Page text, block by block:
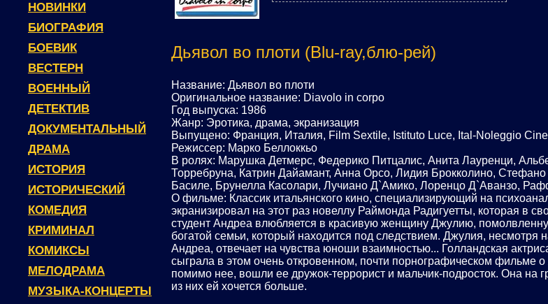
НОВИНКИ
БИОГРАФИЯ
БОЕВИК
ВЕСТЕРН
ВОЕННЫЙ
ДЕТЕКТИВ
ДОКУМЕНТАЛЬНЫЙ
ДРАМА
ИСТОРИЯ
ИСТОРИЧЕСКИЙ
КОМЕДИЯ
КРИМИНАЛ
КОМИКСЫ
МЕЛОДРАМА
МУЗЫКА-КОНЦЕРТЫ
Дьявол во плоти (Blu-ray,блю-рей)
Название: Дьявол во плоти
Оригинальное название: Diavolo in corpo
Год выпуска: 1986
Жанр: Эротика, драма, экранизация
Выпущено: Франция, Италия, Film Sextile, Istituto Luce, Ital-Noleggio
Режиссер: Марко Беллоккьо
В ролях: Марушка Детмерс, Федерико Питцалис, Анита Лауренци,
Торребруна, Катрин Дайамант, Анна Орсо, Лидия Брокколино,
Басиле, Брунелла Касолари, Лучиано Д`Амико, Лоренцо Д`Аванзо,
О фильме: Классик итальянского кино, специализирующий на
экранизировал на этот раз новеллу Раймонда Радигуетты, которая в
студент Андреа влюбляется в красивую женщину Джулию,
богатой семьи, который находится под следствием. Джулия, несмотря
Андреа, отвечает на чувства юноши взаимностью... Голландская
сыграла в этом очень откровенном, почти порнографическом фильме
помимо нее, вошли ее дружок-террорист и мальчик-подросток. Она на
из них ей хочется больше.